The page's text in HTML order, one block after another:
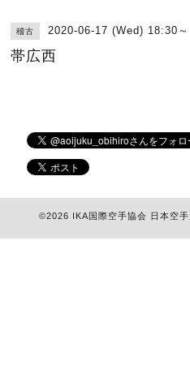
稽古 2020-06-17 (Wed) 18:30～
帯広西
©2026 IKA国際空手協会 日本空